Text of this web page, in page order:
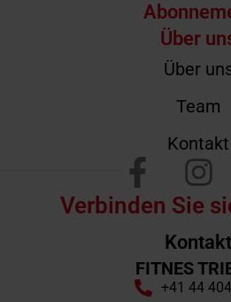
Über
Über
Team
Kontakt
Kontakt
FITNES
+41 44
Verbinden Sie